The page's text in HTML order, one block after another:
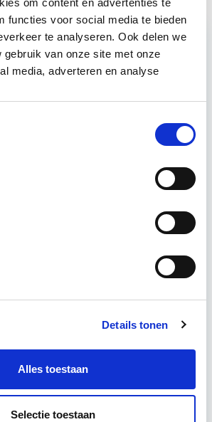
om content en advertenties te
functies voor social media te bieden
te analyseren. Ook delen we
gebruik van onze site met onze
media, adverteren en analyse
Details tonen
Alles toestaan
Selectie toestaan
Relevant bij dit artikel
jou om de benodigde 'hard-
principes van PRINCE2, Lean en
informatie